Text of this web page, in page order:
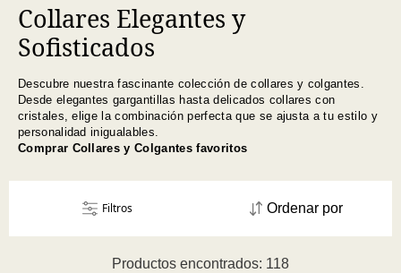
Collares Elegantes y
Sofisticados
Descubre nuestra fascinante colección de collares y colgantes.
Desde elegantes gargantillas hasta delicados collares con
cristales, elige la combinación perfecta que se ajusta a tu estilo y
personalidad inigualables.
Comprar Collares y Colgantes favoritos
Productos encontrados: 118
Ordenar por
Fecha de lanzamiento
Mejor descuento
Filtros